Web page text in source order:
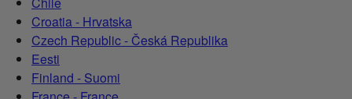
Croatia - Hrvatska
Czech Republic - Česká Republika
Eesti
Finland - Suomi